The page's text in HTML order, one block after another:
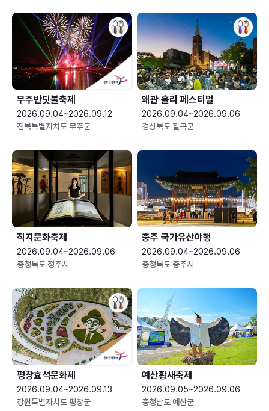
무주반딧불축제
2026.09.04~2026.09.12
전북특별자치도 무주군
왜관 홀리 페스티벌
2026.09.04~2026.09.06
경상북도 칠곡군
직지문화축제
2026.09.04~2026.09.06
충청북도 청주시
충주 국가유산야행
2026.09.04~2026.09.06
충청북도 충주시
평창효석문화제
2026.09.04~2026.09.13
강원특별자치도 평창군
예산황새축제
2026.09.05~2026.09.06
충청남도 예산군